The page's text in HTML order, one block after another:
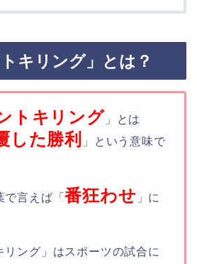
キリング」とは？
トキリング 」とは
した勝利
」という意味で
で言えば「番狂わせ 」に
リング」はスポーツの試合に